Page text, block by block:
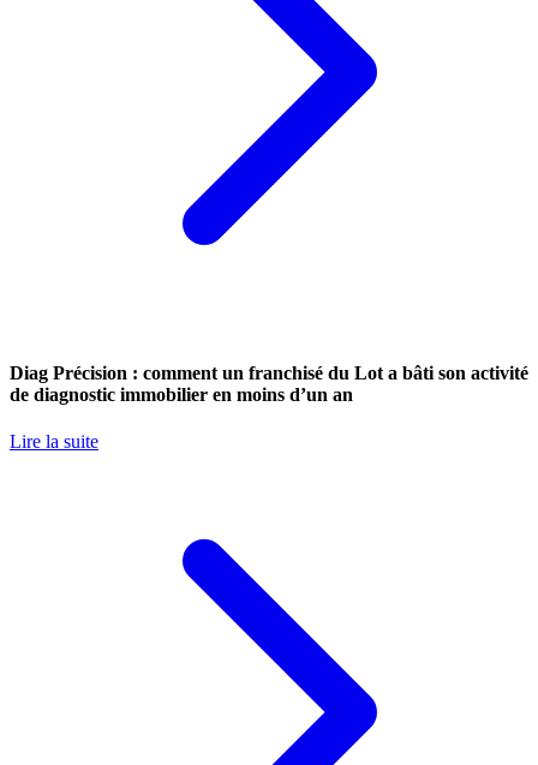
Diag Précision : comment un franchisé du Lot a bâti son activité
de diagnostic immobilier en moins d’un an
Lire la suite